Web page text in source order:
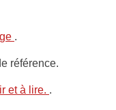
.
référence.
et à lire. .